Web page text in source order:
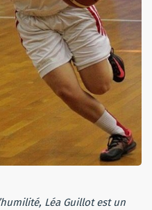
Léa Guillot est un